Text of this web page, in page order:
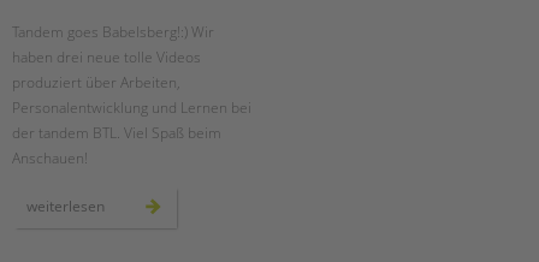
Kinder- und Jugendschutz
Unsere Videos
Gesellschafter VdK
schoolcoach BTL
tandem international
KARRIERE
Tandem goes Babelsberg!:) Wir
haben drei neue tolle Videos
produziert über Arbeiten,
Personalentwicklung und Lernen bei
der tandem BTL. Viel Spaß beim
Anschauen!
weiterlesen